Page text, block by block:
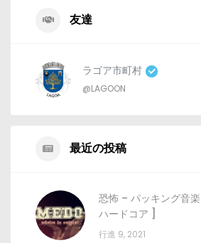
友達
ラゴア市町村
@LAGOON
最近の投稿
恐怖 – パッキング音
ハードコア ]
行進 9, 2021